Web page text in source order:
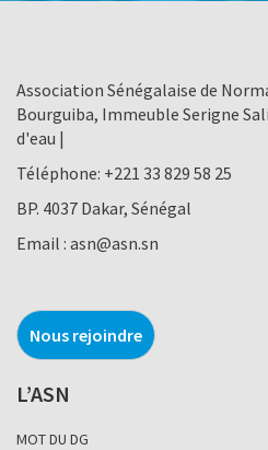
Association Sénégalaise de
Bourguiba, Immeuble Serigne
d'eau |
Téléphone: +221 33 829 58 25
BP. 4037 Dakar, Sénégal
Email : asn@asn.sn
Nous rejoindre
L’ASN
MOT DU DG